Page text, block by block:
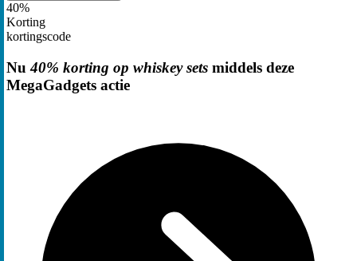
40%
Korting
kortingscode
Nu40% korting op whiskey sets middels deze
MegaGadgets actie